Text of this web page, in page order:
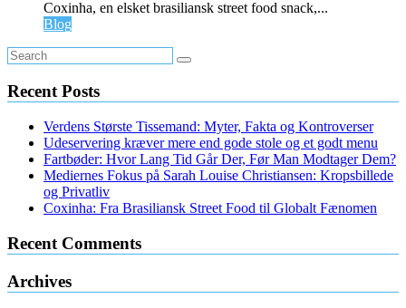
Coxinha, en elsket brasiliansk street food snack,...
Blog
Recent Posts
Verdens Største Tissemand: Myter, Fakta og Kontroverser
Udeservering kræver mere end gode stole og et godt menu
Fartbøder: Hvor Lang Tid Går Der, Før Man Modtager Dem?
Mediernes Fokus på Sarah Louise Christiansen: Kropsbillede
og Privatliv
Coxinha: Fra Brasiliansk Street Food til Globalt Fænomen
Recent Comments
Archives